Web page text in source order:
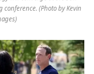
conference. (Photo by Kevin